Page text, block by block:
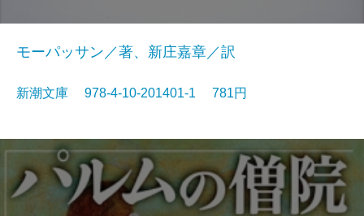
モーパッサン／著、新庄嘉章／訳
新潮文庫 978-4-10-201401-1 781円